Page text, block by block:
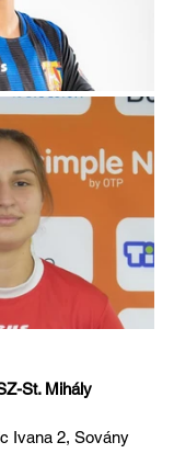
St. Mihály
Ivana 2, Sovány